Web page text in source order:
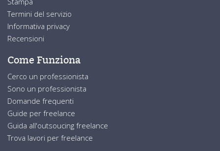
Termini del servizio
Informativa privacy
Recensioni
Come Funziona
Cerco un professionista
Sono un professionista
Domande frequenti
Guide per freelance
Guida all'outsoucing freelance
Trova lavori per freelance